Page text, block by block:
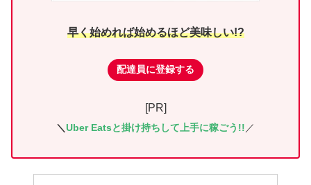
早く始めれば始めるほど美味しい!?
配達員に登録する
[PR]
＼Uber Eatsと掛け持ちして上手に稼ごう!! ／